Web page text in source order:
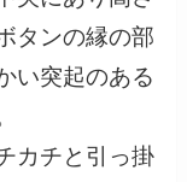
タンの縁の部
い突起のある
カチと引っ掛